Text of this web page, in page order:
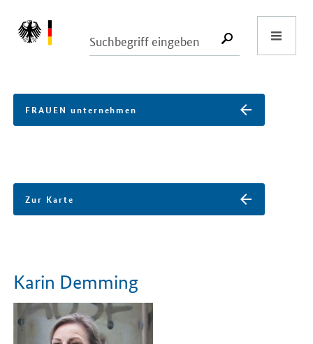
SUCHE
FRAUEN unternehmen
Zur Karte
Karin Demming